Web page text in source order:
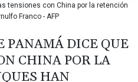
BZD 2.317251
CAD 1.615251
2604.584378
CHF 0.936272
CLF 0.026727
tensiones con China por la retención
Franco - AFP
PANAMÁ DICE QUE
CHINA POR LA
HAN